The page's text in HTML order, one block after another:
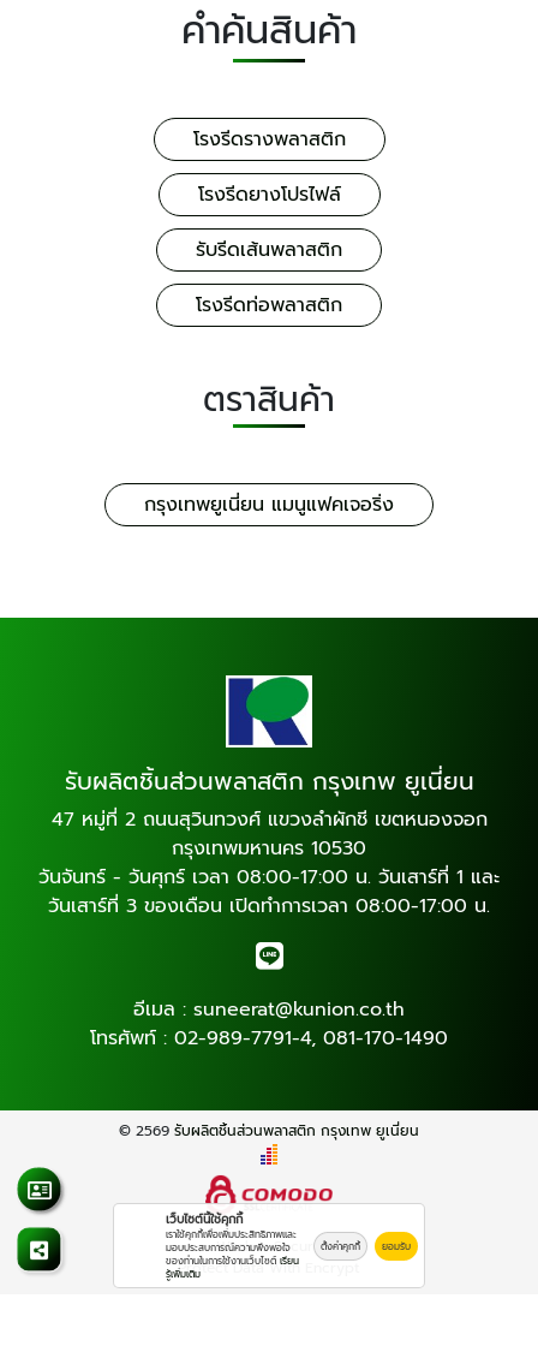
คำค้นสินค้า
โรงรีดรางพลาสติก
โรงรีดยางโปรไฟล์
รับรีดเส้นพลาสติก
โรงรีดท่อพลาสติก
ตราสินค้า
กรุงเทพยูเนี่ยน แมนูแฟคเจอริ่ง
รับผลิตชิ้นส่วนพลาสติก กรุงเทพ ยูเนี่ยน
47 หมู่ที่ 2 ถนนสุวินทวงศ์ แขวงลำผักชี เขตหนองจอก
กรุงเทพมหานคร 10530
วันจันทร์ - วันศุกร์ เวลา 08:00-17:00 น. วันเสาร์ที่ 1 และ
วันเสาร์ที่ 3 ของเดือน เปิดทำการเวลา 08:00-17:00 น.
อีเมล : suneerat@kunion.co.th
โทรศัพท์ : 02-989-7791-4, 081-170-1490
© 2569 รับผลิตชิ้นส่วนพลาสติก กรุงเทพ ยูเนี่ยน
Work is Secure
Protect Data With Encrypt
เว็บไซต์นี้ใช้คุกกี้
เราใช้คุกกี้เพื่อเพิ่มประสิทธิภาพและ
มอบประสบการณ์ความพึงพอใจ
ของท่านในการใช้งานเว็บไซต์ เรียน
รู้เพิ่มเติม
ตั้งค่าคุกกี้ ยอมรับ